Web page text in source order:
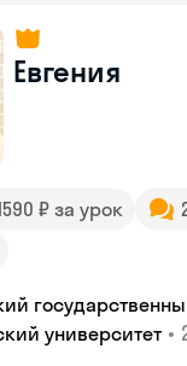
Евгения
₽ за урок
университет •